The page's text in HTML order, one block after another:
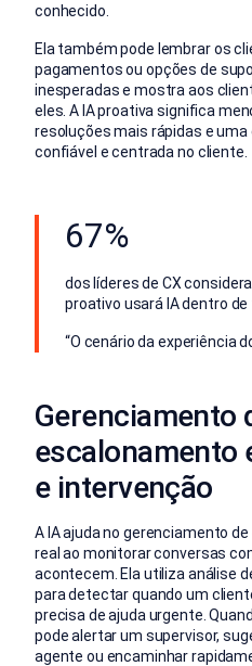
conhecido.
Ela também pode lembrar os
pagamentos ou opções de
inesperadas e mostra aos
eles. A IA proativa significa
resoluções mais rápidas e
confiável e centrada no cliente.
67%
dos líderes de CX
proativo usará IA dentro
“O cenário da experiência
Gerenciamento
escalonamento
e intervenção
A IA ajuda no gerenciamento
real ao monitorar conversas
acontecem. Ela utiliza análise
para detectar quando um
precisa de ajuda urgente.
pode alertar um supervisor,
agente ou encaminhar